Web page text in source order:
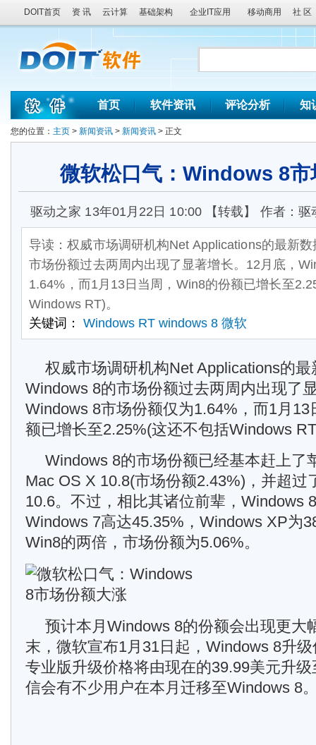
DOIT首页 资 讯 云计算 基础架构 企业IT应用 移动商用 社 区
首页 软件资讯 评论分析 知
您的位置： 主页 > 新闻资讯 > 新闻资讯 > 正文
微软松口气：Windows 8市
驱动之家 13年01月22日 10:00 【转载】 作者：
导读：权威市场调研机构Net Applications的最新
市场份额过去两周内出现了显著增长。12月底，
1.64%，而1月13日当周，Win8的份额已增长至
Windows RT)。
关键词： Windows RT windows 8 微软
权威市场调研机构Net Applications的
Windows 8的市场份额过去两周内出现了
Windows 8市场份额仅为1.64%，而1月13
额已增长至2.25%(这还不包括Windows
Windows 8的市场份额已经基本赶上了
Mac OS X 10.8(市场份额2.43%)，并超过
10.6。不过，相比其诸位前辈，Windows
Windows 7高达45.35%，Windows XP为
Win8的两倍，市场份额为5.06%。
预计本月Windows 8的份额会出现更大
末，微软宣布1月31日起，Windows 8升
专业版升级价格将由现在的39.99美元升
信会有不少用户在本月迁移至Windows 8